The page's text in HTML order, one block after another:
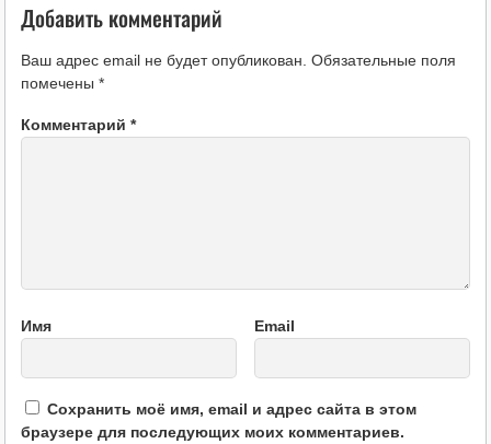
Добавить комментарий
Ваш адрес email не будет опубликован. Обязательные поля
помечены *
Комментарий *
Имя Email
Сохранить моё имя, email и адрес сайта в этом
браузере для последующих моих комментариев.